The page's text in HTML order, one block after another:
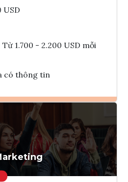
USD
Từ 1.700 - 2.200 USD mỗi
có thông tin
Ghi danh
Tham vấn Interlink